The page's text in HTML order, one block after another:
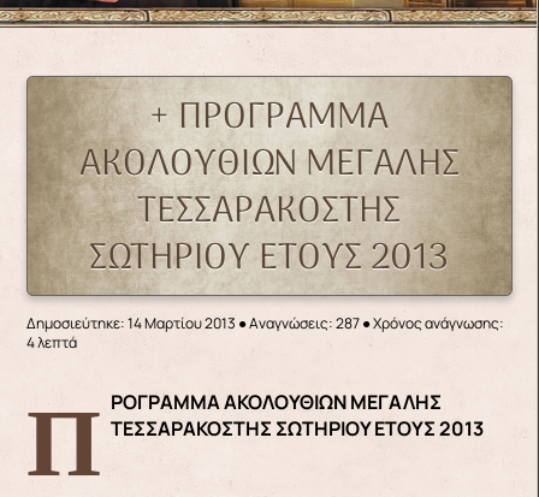
+ ΠΡΟΓΡΑΜΜΑ
ΑΚΟΛΟΥΘΙΩΝ ΜΕΓΑΛΗΣ
ΤΕΣΣΑΡΑΚΟΣΤΗΣ
ΣΩΤΗΡΙΟΥ ΕΤΟΥΣ 2013
Δημοσιεύτηκε: 14 Μαρτίου 2013 ●Αναγνώσεις: 287● Χρόνος ανάγνωσης:
4 λεπτά
ΠΡΟΓΡΑΜΜΑ ΑΚΟΛΟΥΘΙΩΝ ΜΕΓΑΛΗΣ ΤΕΣΣΑΡΑΚΟΣΤΗΣ ΣΩΤΗΡΙΟΥ ΕΤΟΥΣ 2013